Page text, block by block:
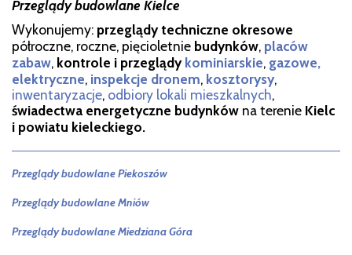
Przeglądy budowlane Kielce
Wykonujemy: przeglądy techniczne okresowe
półroczne, roczne, pięcioletnie budynków, placów
zabaw, kontrole i przeglądy kominiarskie, gazowe,
elektryczne, inspekcje dronem, kosztorysy,
inwentaryzacje, odbiory lokali mieszkalnych,
świadectwa energetyczne budynków na terenie Kielc
i powiatu kieleckiego.
Przeglądy budowlane Piekoszów
Przeglądy budowlane Mniów
Przeglądy budowlane Miedziana Góra